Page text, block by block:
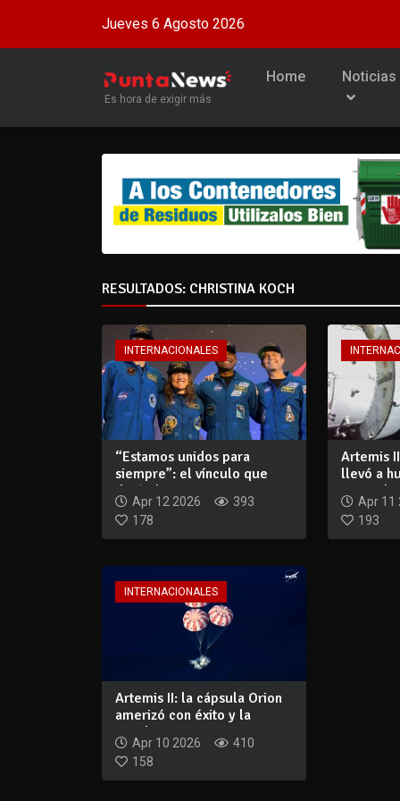
Jueves 6 Agosto 2026
Es hora de exigir más
Home Noticias
RESULTADOS: CHRISTINA KOCH
INTERNACIONALES
“Estamos unidos para
siempre”: el vínculo que
dejó el viaje...
Apr 12 2026
393
178
Artemis
llevó a
en
Apr 11
193
INTERNACIONALES
Artemis II: la cápsula Orion
amerizó con éxito y la
tripulac...
Apr 10 2026
410
158